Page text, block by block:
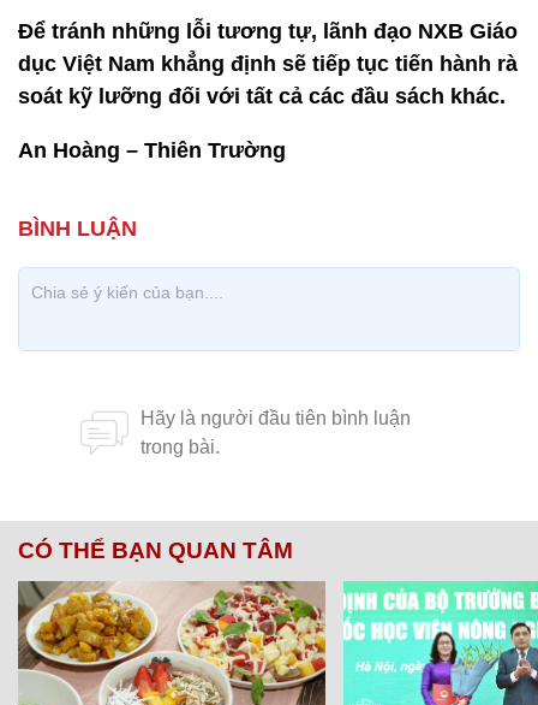
Để tránh những lỗi tương tự, lãnh đạo NXB Giáo
dục Việt Nam khẳng định sẽ tiếp tục tiến hành rà
soát kỹ lưỡng đối với tất cả các đầu sách khác.
An Hoàng – Thiên Trường
CÓ THỂ BẠN QUAN TÂM